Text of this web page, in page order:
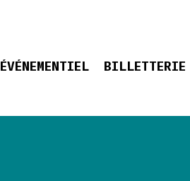
ÉVÉNEMENTIEL BILLETTERIE